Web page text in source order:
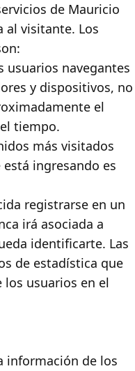
de Mauricio
al visitante. Los
navegantes
y dispositivos, no
el
tiempo.
más visitados
ingresando es
registrarse en un
irá asociada a
identificarte. Las
de estadística que
usuarios en el
información de los